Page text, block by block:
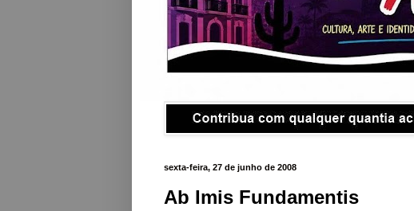
sexta-feira, 27 de junho de 2008
Ab Imis Fundamentis